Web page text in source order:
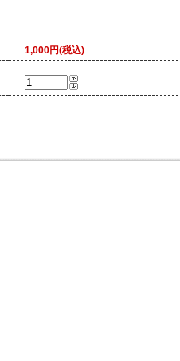
1,000円(税込)